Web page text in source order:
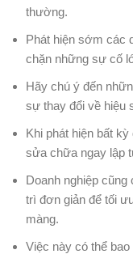
thường.
Phát hiện sớm các
chặn những sự cố
Hãy chú ý đến
sự thay đổi về hiệu
Khi phát hiện bất
sửa chữa ngay lập
Doanh nghiệp
trì đơn giản để tối
màng.
Việc này có thể